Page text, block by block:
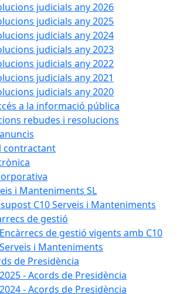
judicials any 2026
judicials any 2025
judicials any 2024
judicials any 2023
judicials any 2022
judicials any 2021
judicials any 2020
a la informació pública
rebudes i resolucions
contractant
i Manteniments SL
C10 Serveis i Manteniments
de gestió
Encàrrecs de gestió vigents amb C10
Serveis i Manteniments
de Presidència
2025 - Acords de Presidència
2024 - Acords de Presidència